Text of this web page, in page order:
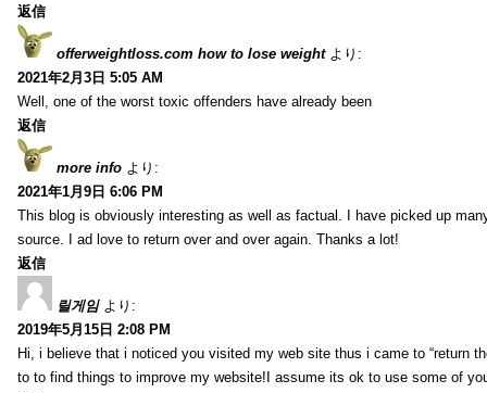
返信
offerweightloss.com how to lose weight より:
2021年2月3日 5:05 AM
Well, one of the worst toxic offenders have already been
返信
more info より:
2021年1月9日 6:06 PM
This blog is obviously interesting as well as factual. I have picked up
source. I ad love to return over and over again. Thanks a lot!
返信
릴게임 より:
2019年5月15日 2:08 PM
Hi, i believe that i noticed you visited my web site thus i came to “return
to to find things to improve my website!I assume its ok to use some of